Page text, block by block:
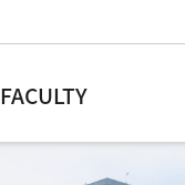
FACULTY